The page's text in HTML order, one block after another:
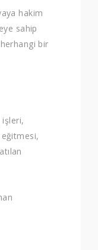
hakim
sahip
bir
işleri,
eğitmesi,